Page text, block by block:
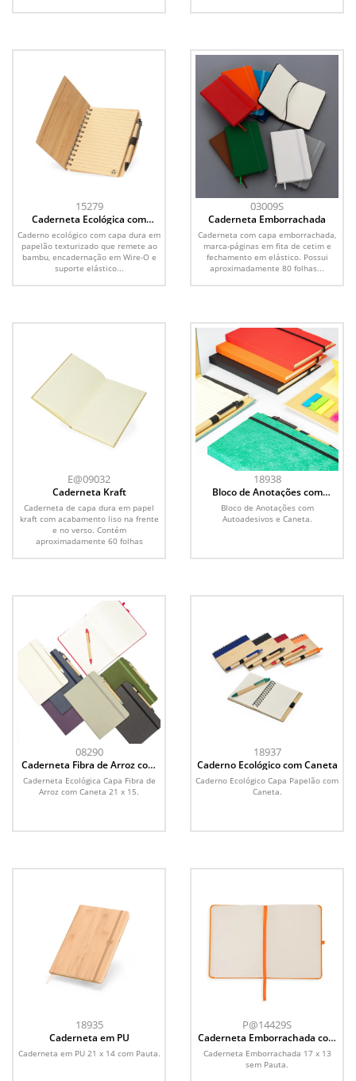
15279
Caderneta Ecológica com
Caneta
Caderno ecológico com capa dura em
papelão texturizado que remete ao
bambu, encadernação em Wire-O e
suporte elástico...
03009S
Caderneta Emborrachada
Caderneta com capa emborrachada,
marca-páginas em fita de cetim e
fechamento em elástico. Possui
aproximadamente 80 folhas...
E@09032
Caderneta Kraft
Caderneta de capa dura em papel
kraft com acabamento liso na frente
e no verso. Contém
aproximadamente 60 folhas
18938
Bloco de Anotações com
Autoadesivos e Caneta
Bloco de Anotações com
Autoadesivos e Caneta.
08290
Caderneta Fibra de Arroz com
Caneta
Caderneta Ecológica Capa Fibra de
Arroz com Caneta 21 x 15.
18937
Caderno Ecológico com Caneta
Caderno Ecológico Capa Papelão com
Caneta.
18935
Caderneta em PU
Caderneta em PU 21 x 14 com Pauta.
P@14429S
Caderneta Emborrachada com
Porta Caneta
Caderneta Emborrachada 17 x 13
sem Pauta.